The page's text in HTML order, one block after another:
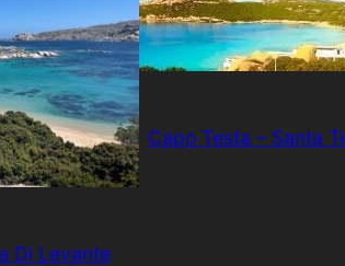
Di Levante
Capo Testa – Santa